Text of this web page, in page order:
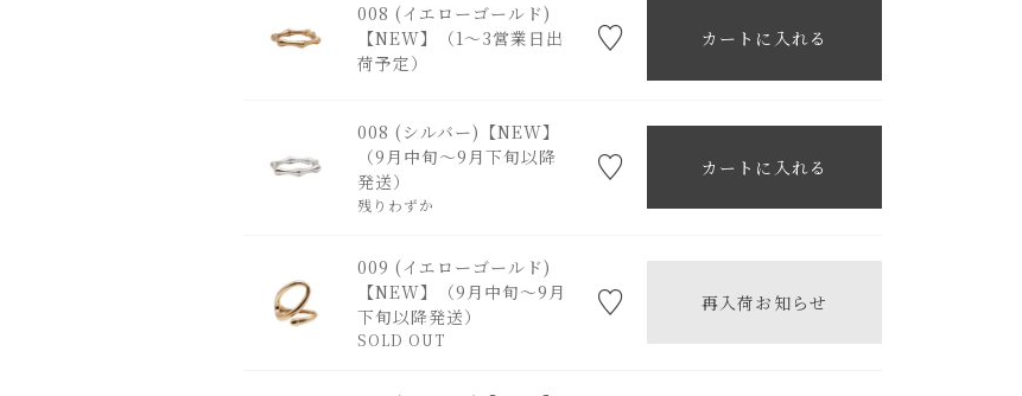
008 (イエローゴールド)
【NEW】（1～3営業日出
荷予定）
カートに入れる
008 (シルバー)【NEW】
（9月中旬～9月下旬以降
発送）
残りわずか
カートに入れる
009 (イエローゴールド)
【NEW】（9月中旬～9月
下旬以降発送）
SOLD OUT
再入荷お知らせ